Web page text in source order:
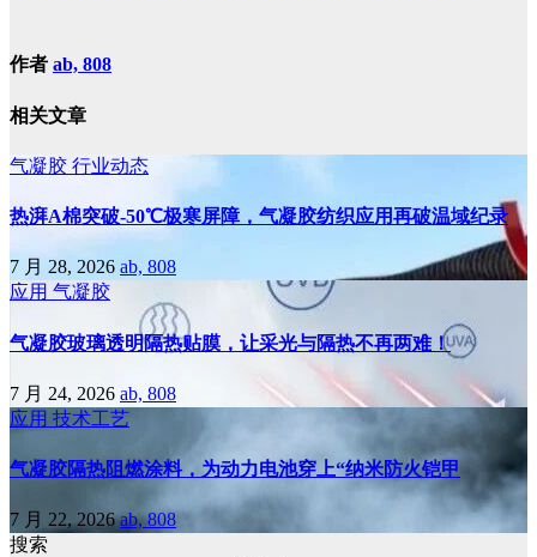
作者 ab, 808
相关文章
气凝胶 行业动态
热湃A棉突破-50℃极寒屏障，气凝胶纺织应用再破温域纪录
7 月 28, 2026 ab, 808
应用 气凝胶
气凝胶玻璃透明隔热贴膜，让采光与隔热不再两难！
7 月 24, 2026 ab, 808
应用 技术工艺
气凝胶隔热阻燃涂料，为动力电池穿上“纳米防火铠甲
7 月 22, 2026ab, 808
搜索